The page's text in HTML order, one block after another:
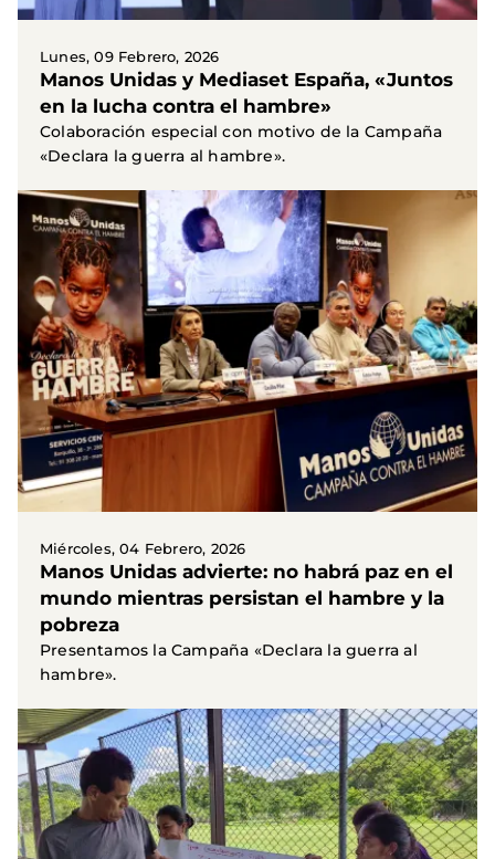
Lunes, 09 Febrero, 2026
Manos Unidas y Mediaset España, «Juntos
en la lucha contra el hambre»
Colaboración especial con motivo de la Campaña
«Declara la guerra al hambre».
Miércoles, 04 Febrero, 2026
Manos Unidas advierte: no habrá paz en el
mundo mientras persistan el hambre y la
pobreza
Presentamos la Campaña «Declara la guerra al
hambre».